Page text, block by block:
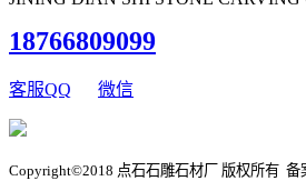
18766809099
客服QQ 微信
Copyright©2018 点石石雕石材厂 版权所有 备